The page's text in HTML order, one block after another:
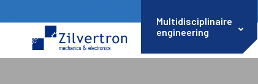
Multidisciplinaire
engineering